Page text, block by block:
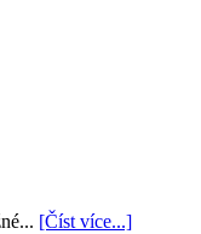
[Číst více...]